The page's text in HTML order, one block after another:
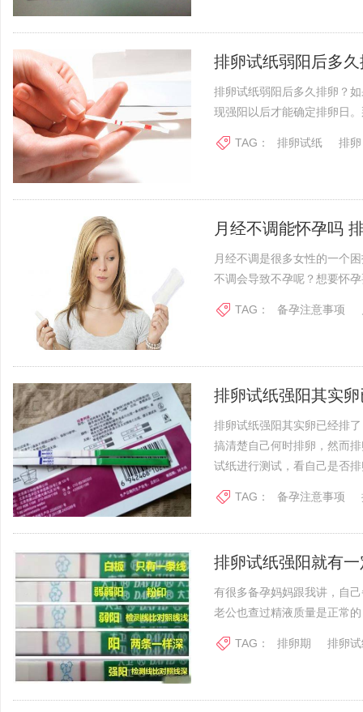
排卵试纸弱阳后多
排卵试纸弱阳后多久排卵？
现强阳以后才能确定排卵日
TAG： 排卵试纸 排卵
月经不调能怀孕吗
月经不调是很多女性的一个
不调会导致不孕呢？想要怀
TAG： 备孕注意事项
排卵试纸强阳其实
排卵试纸强阳其实卵已经排
搞清楚自己何时排卵，然而
试纸进行测试，看自己是否
TAG： 备孕注意事项
排卵试纸强阳就有
有很多备孕妈妈跟我讲，自
老公也查过精液质量是正常
TAG： 排卵期 排卵